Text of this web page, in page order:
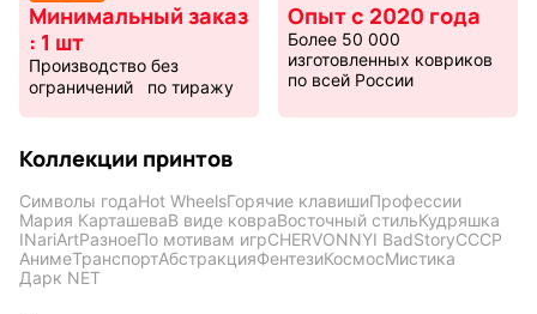
Минимальный заказ
: 1 шт
Производство без
ограничений по тиражу
Опыт с 2020 года
Более 50 000
изготовленных ковриков
по всей России
Коллекции принтов
Символы годаHot WheelsГорячие клавишиПрофессии
Мария КарташеваВ виде ковраВосточный стильКудряшка
INariArtРазноеПо мотивам игрCHERVONNYI BadStoryСССР
АнимеТранспортАбстракцияФентезиКосмосМистика
Дарк NET